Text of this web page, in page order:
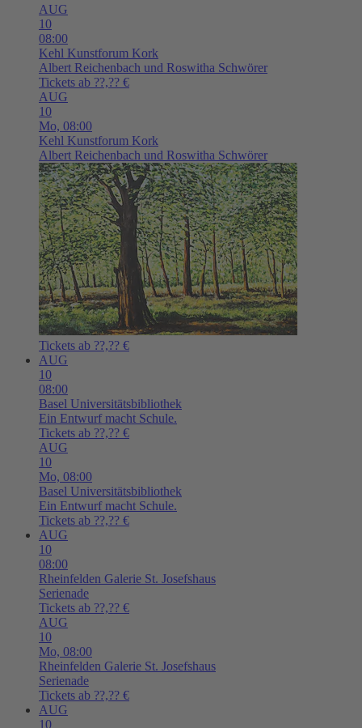
AUG
10
08:00
Kehl Kunstforum Kork
Albert Reichenbach und Roswitha Schwörer
Tickets ab ??,?? €
AUG
10
Mo, 08:00
Kehl Kunstforum Kork
Albert Reichenbach und Roswitha Schwörer
Tickets ab ??,?? €
AUG
10
08:00
Basel Universitätsbibliothek
Ein Entwurf macht Schule.
Tickets ab ??,?? €
AUG
10
Mo, 08:00
Basel Universitätsbibliothek
Ein Entwurf macht Schule.
Tickets ab ??,?? €
AUG
10
08:00
Rheinfelden Galerie St. Josefshaus
Serienade
Tickets ab ??,?? €
AUG
10
Mo, 08:00
Rheinfelden Galerie St. Josefshaus
Serienade
Tickets ab ??,?? €
AUG
10